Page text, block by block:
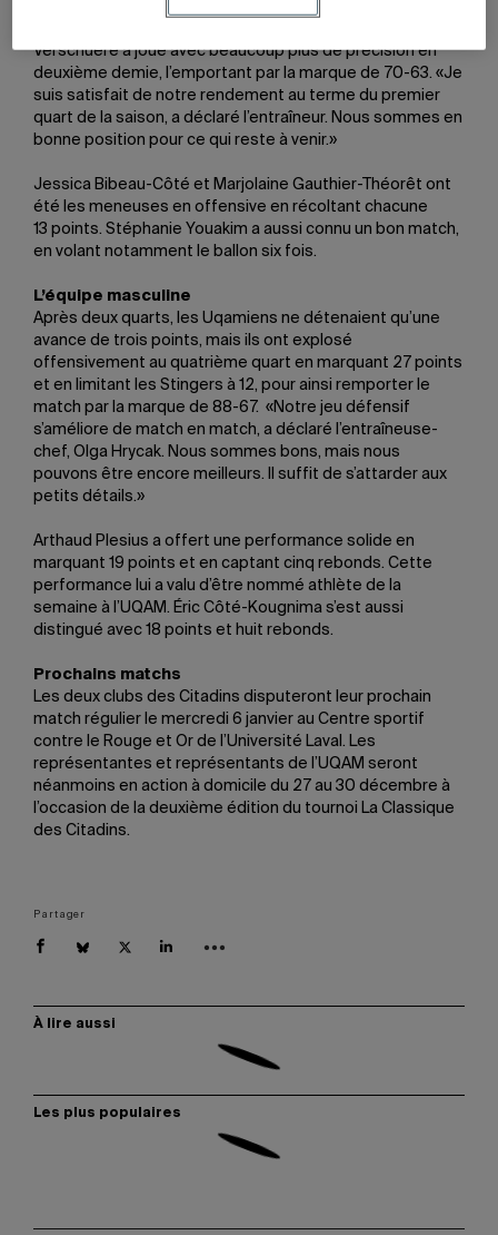
Verschuere a joué avec beaucoup plus de précision en
deuxième demie, l’emportant par la marque de 70-63. «Je
suis satisfait de notre rendement au terme du premier
quart de la saison, a déclaré l’entraîneur. Nous sommes en
bonne position pour ce qui reste à venir.»
Jessica Bibeau-Côté et Marjolaine Gauthier-Théorêt ont
été les meneuses en offensive en récoltant chacune
13 points. Stéphanie Youakim a aussi connu un bon match,
en volant notamment le ballon six fois.
L’équipe masculine
Après deux quarts, les Uqamiens ne détenaient qu’une
avance de trois points, mais ils ont explosé
offensivement au quatrième quart en marquant 27 points
et en limitant les Stingers à 12, pour ainsi remporter le
match par la marque de 88-67. «Notre jeu défensif
s’améliore de match en match, a déclaré l’entraîneuse-
chef, Olga Hrycak. Nous sommes bons, mais nous
pouvons être encore meilleurs. Il suffit de s’attarder aux
petits détails.»
Arthaud Plesius a offert une performance solide en
marquant 19 points et en captant cinq rebonds. Cette
performance lui a valu d’être nommé athlète de la
semaine à l’UQAM. Éric Côté-Kougnima s’est aussi
distingué avec 18 points et huit rebonds.
Prochains matchs
Les deux clubs des Citadins disputeront leur prochain
match régulier le mercredi 6 janvier au Centre sportif
contre le Rouge et Or de l’Université Laval. Les
représentantes et représentants de l’UQAM seront
néanmoins en action à domicile du 27 au 30 décembre à
l’occasion de la deuxième édition du tournoi La Classique
des Citadins.
Partager
À lire aussi
Les plus populaires